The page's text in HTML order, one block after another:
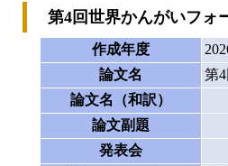
第4回世界かんがいフォ
作成年度
論文名
第
論文名（和訳）
論文副題
発表会